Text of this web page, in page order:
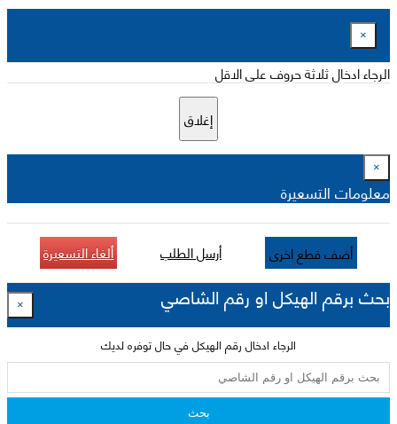
×
الرجاء ادخال ثلاثة حروف على الاقل
إغلاق
×
معلومات التسعيرة
أضف قطع اخرى أرسل الطلب ألغاء التسعيرة
بحث برقم الهيكل او رقم الشاصي ×
الرجاء ادخال رقم الهيكل في حال توفره لديك
بحث